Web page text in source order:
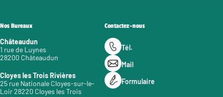
Nos Bureaux
Châteaudun
1 rue de Luynes
28200 Châteaudun
Cloyes les Trois Rivières
25 rue Nationale Cloyes-sur-le-
Loir 28220 Cloyes les Trois
Contactez-nous
Tél.
Mail
Formulaire